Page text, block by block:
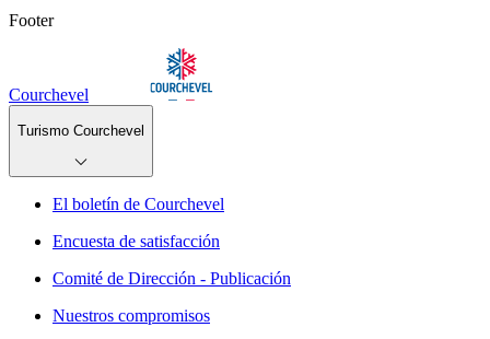
Footer
Courchevel
Turismo Courchevel
El boletín de Courchevel
Encuesta de satisfacción
Comité de Dirección - Publicación
Nuestros compromisos